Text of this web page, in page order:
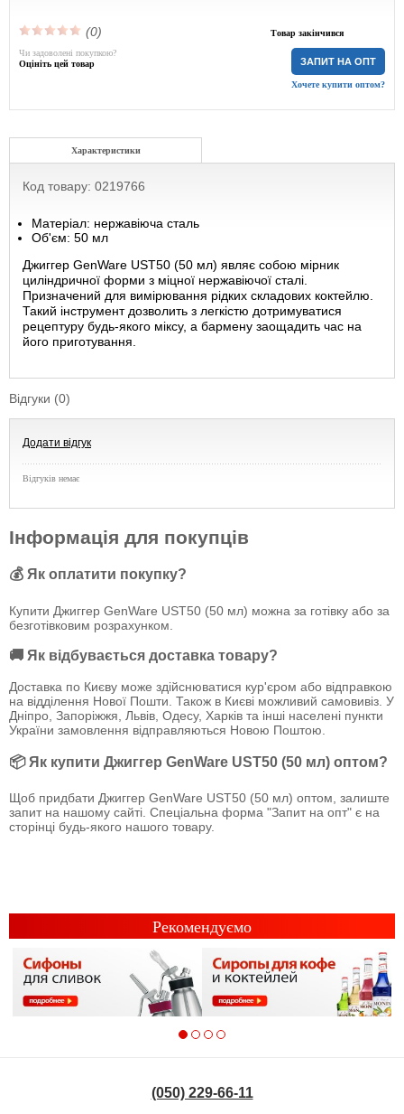
(0) Товар закінчився
ЗАПИТ НА ОПТ
Хочете купити оптом?
Чи задоволені покупкою?
Оцініть цей товар
Характеристики
Код товару: 0219766
Матеріал: нержавіюча сталь
Об'єм: 50 мл
Джиггер GenWare UST50 (50 мл) являє собою мірник
циліндричної форми з міцної нержавіючої сталі.
Призначений для вимірювання рідких складових коктейлю.
Такий інструмент дозволить з легкістю дотримуватися
рецептуру будь-якого міксу, а бармену заощадить час на
його приготування.
Відгуки (0)
Додати відгук
Відгуків немає
Інформація для покупців
💰 Як оплатити покупку?
Купити Джиггер GenWare UST50 (50 мл) можна за готівку або за
безготівковим розрахунком.
🚚 Як відбувається доставка товару?
Доставка по Києву може здійснюватися кур'єром або відправкою
на відділення Нової Пошти. Також в Києві можливий самовивіз. У
Дніпро, Запоріжжя, Львів, Одесу, Харків та інші населені пункти
України замовлення відправляються Новою Поштою.
📦 Як купити Джиггер GenWare UST50 (50 мл) оптом?
Щоб придбати Джиггер GenWare UST50 (50 мл) оптом, залиште
запит на нашому сайті. Спеціальна форма "Запит на опт" є на
сторінці будь-якого нашого товару.
Рекомендуємо
(050) 229-66-11